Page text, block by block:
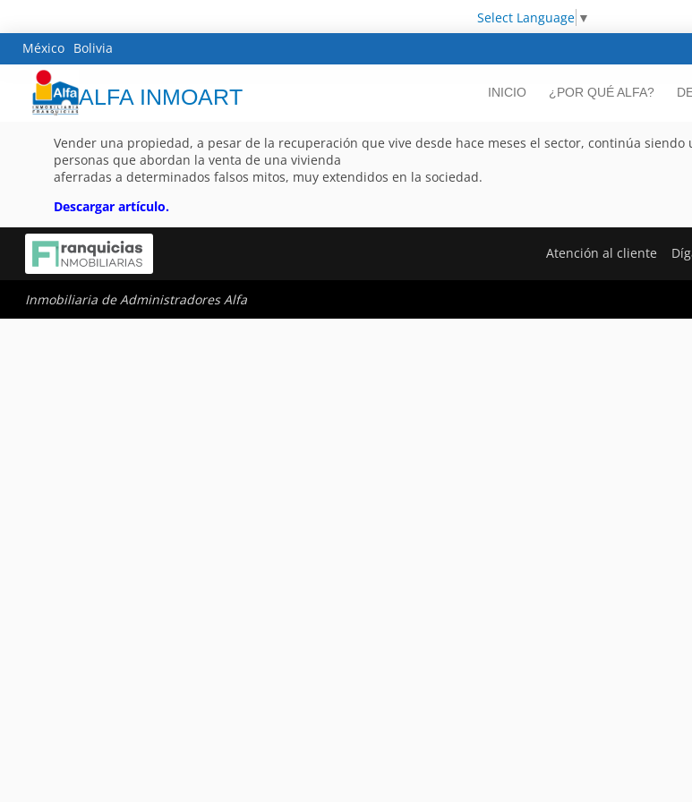
Select Language ▼
México Bolivia
ALFA INMOART INICIO ¿POR QUÉ ALFA?
Vender una propiedad, a pesar de la recuperación que vive desde hace meses el sector, continúa
personas que abordan la venta de una vivienda
aferradas a determinados falsos mitos, muy extendidos en la sociedad.
Descargar artículo.
Atención al cliente
Inmobiliaria de Administradores Alfa